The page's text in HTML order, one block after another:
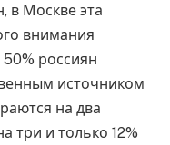
в Москве эта
внимания
50% россиян
источником
на два
три и только 12%